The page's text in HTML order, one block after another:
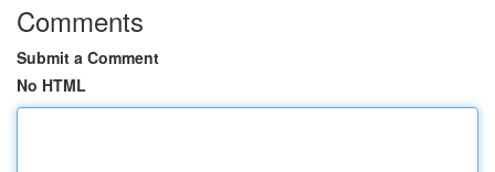
Comments
Submit a Comment
No HTML